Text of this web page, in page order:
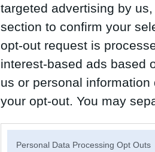
targeted advertising by
section to confirm your
opt-out request is
interest-based ads based
us or personal
your opt-out. You may
Personal Data Processing Opt Outs